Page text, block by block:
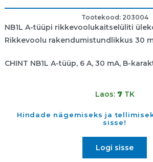
Tootekood: 203004
NB1L A-tüüpi rikkevoolukaitselüliti
Rikkevoolu rakendumistundlikkus 30
CHINT NB1L A-tüüp, 6 A, 30 mA, B-
Laos: 7TK
Hindade nägemiseks ja
sisse!
Logi sisse